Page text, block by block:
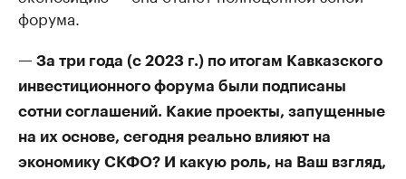
форума.
— За три года (с 2023 г.) по итогам Кавказского
инвестиционного форума были подписаны
сотни соглашений. Какие проекты, запущенные
на их основе, сегодня реально влияют на
экономику СКФО? И какую роль, на Ваш взгляд,